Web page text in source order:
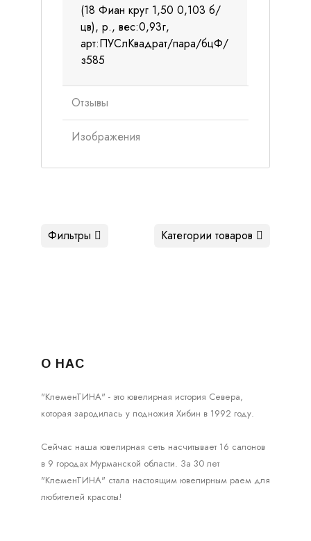
(18 Фиан круг 1,50 0,103 б/
цв), р., вес:0,93г,
арт:ПУСлКвадрат/пара/бцФ/
з585
Отзывы
Изображения
Категории товаров
Фильтры
О НАС
"КлеменТИНА" - это ювелирная история Севера,
которая зародилась у подножия Хибин в 1992 году.
Сейчас наша ювелирная сеть насчитывает 16 салонов
в 9 городах Мурманской области. За 30 лет
"КлеменТИНА" стала настоящим ювелирным раем для
любителей красоты!